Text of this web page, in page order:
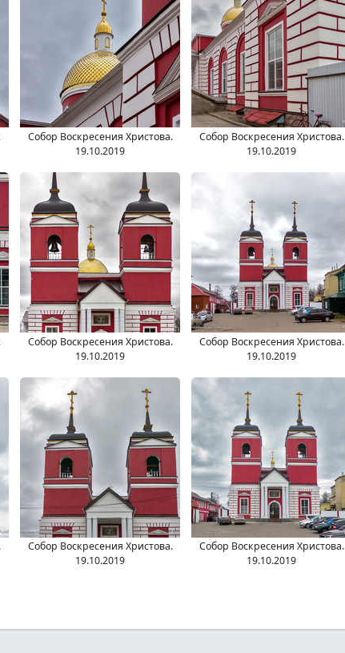
Собор Воскресения Христова.
19.10.2019
Собор Воскресения Христова.
19.10.2019
Собор Воскресения Христова.
19.10.2019
Собор Воскресения Христова.
19.10.2019
Собор Воскресения Христова.
19.10.2019
Собор Воскресения Христова.
19.10.2019